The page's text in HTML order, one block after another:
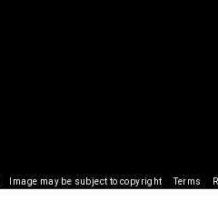
Image may be subject to copyright Terms